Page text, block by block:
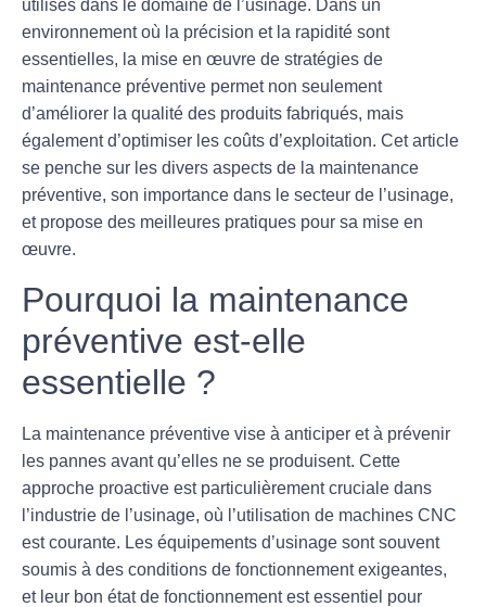
utilisés dans le domaine de l’usinage. Dans un
environnement où la précision et la rapidité sont
essentielles, la mise en œuvre de stratégies de
maintenance préventive permet non seulement
d’améliorer la qualité des produits fabriqués, mais
également d’optimiser les coûts d’exploitation. Cet article
se penche sur les divers aspects de la maintenance
préventive, son importance dans le secteur de l’usinage,
et propose des meilleures pratiques pour sa mise en
œuvre.
Pourquoi la maintenance
préventive est-elle
essentielle ?
La maintenance préventive vise à anticiper et à prévenir
les pannes avant qu’elles ne se produisent. Cette
approche proactive est particulièrement cruciale dans
l’industrie de l’usinage, où l’utilisation de machines CNC
est courante. Les équipements d’usinage sont souvent
soumis à des conditions de fonctionnement exigeantes,
et leur bon état de fonctionnement est essentiel pour